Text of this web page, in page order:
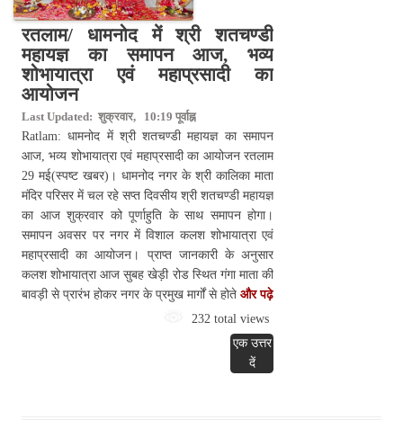
रतलाम/ धामनोद में श्री शतचण्डी
महायज्ञ का समापन आज, भव्य
शोभायात्रा एवं महाप्रसादी का
आयोजन
Last Updated: शुक्रवार, 10:19 पूर्वाह्न
Ratlam: धामनोद में श्री शतचण्डी महायज्ञ का समापन
आज, भव्य शोभायात्रा एवं महाप्रसादी का आयोजन रतलाम
29 मई(स्पष्ट खबर)। धामनोद नगर के श्री कालिका माता
मंदिर परिसर में चल रहे सप्त दिवसीय श्री शतचण्डी महायज्ञ
का आज शुक्रवार को पूर्णाहुति के साथ समापन होगा।
समापन अवसर पर नगर में विशाल कलश शोभायात्रा एवं
महाप्रसादी का आयोजन। प्राप्त जानकारी के अनुसार
कलश शोभायात्रा आज सुबह खेड़ी रोड स्थित गंगा माता की
बावड़ी से प्रारंभ होकर नगर के प्रमुख मार्गों से होते और पढ़े
232 total views
एक उत्तर
दें